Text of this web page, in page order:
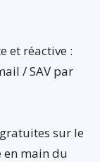
et réactive :
/ SAV par
sur le
en main du